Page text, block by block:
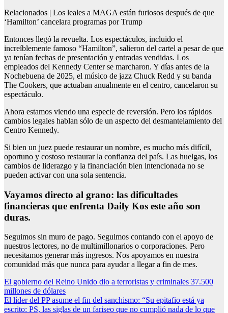
Relacionados | Los leales a MAGA están furiosos después de que
‘Hamilton’ cancelara programas por Trump
Entonces llegó la revuelta. Los espectáculos, incluido el
increíblemente famoso “Hamilton”, salieron del cartel a pesar de que
ya tenían fechas de presentación y entradas vendidas. Los
empleados del Kennedy Center se marcharon. Y días antes de la
Nochebuena de 2025, el músico de jazz Chuck Redd y su banda
The Cookers, que actuaban anualmente en el centro, cancelaron su
espectáculo.
Ahora estamos viendo una especie de reversión. Pero los rápidos
cambios legales hablan sólo de un aspecto del desmantelamiento del
Centro Kennedy.
Si bien un juez puede restaurar un nombre, es mucho más difícil,
oportuno y costoso restaurar la confianza del país. Las huelgas, los
cambios de liderazgo y la financiación bien intencionada no se
pueden activar con una sola sentencia.
Vayamos directo al grano: las dificultades
financieras que enfrenta Daily Kos este año son
duras.
Seguimos sin muro de pago. Seguimos contando con el apoyo de
nuestros lectores, no de multimillonarios o corporaciones. Pero
necesitamos generar más ingresos. Nos apoyamos en nuestra
comunidad más que nunca para ayudar a llegar a fin de mes.
Post
navigation
El gobierno del Reino Unido dio a terroristas y criminales 37.500
millones de dólares
El líder del PP asume el fin del sanchismo: “Su epitafio está ya
escrito: PS, las siglas de un fariseo que no cumplió nada de lo que